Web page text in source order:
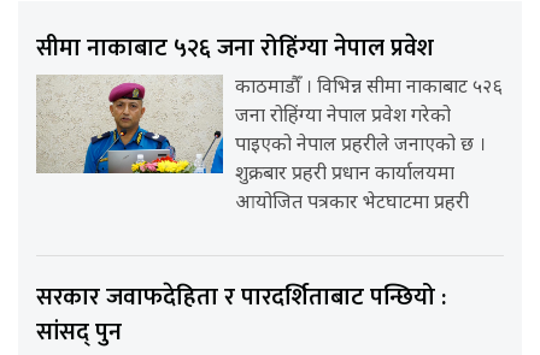
सीमा नाकाबाट ५२६ जना रोहिंग्या नेपाल प्रवेश
काठमाडौँ । विभिन्न सीमा नाकाबाट ५२६
जना रोहिंग्या नेपाल प्रवेश गरेको
पाइएको नेपाल प्रहरीले जनाएको छ ।
शुक्रबार प्रहरी प्रधान कार्यालयमा
आयोजित पत्रकार भेटघाटमा प्रहरी
सरकार जवाफदेहिता र पारदर्शिताबाट पन्छियो :
सांसद् पुन